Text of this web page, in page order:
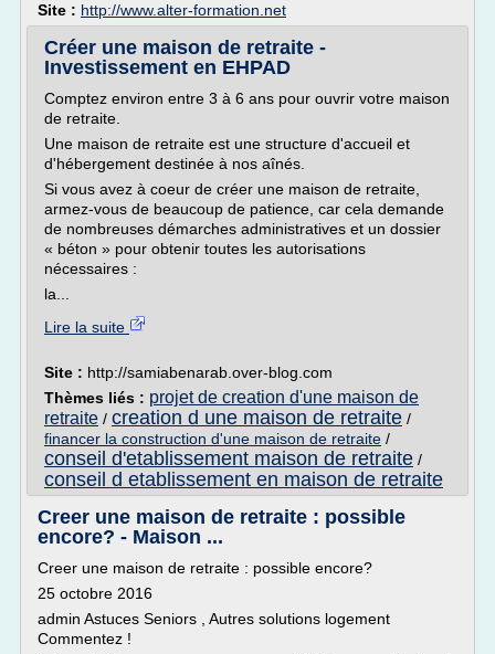
Site : http://www.alter-formation.net
Créer une maison de retraite -
Investissement en EHPAD
Comptez environ entre 3 à 6 ans pour ouvrir votre maison
de retraite.
Une maison de retraite est une structure d'accueil et
d'hébergement destinée à nos aînés.
Si vous avez à coeur de créer une maison de retraite,
armez-vous de beaucoup de patience, car cela demande
de nombreuses démarches administratives et un dossier
« béton » pour obtenir toutes les autorisations
nécessaires :
la...
Lire la suite
Site : http://samiabenarab.over-blog.com
Thèmes liés : projet de creation d'une maison de
retraite / creation d une maison de retraite /
financer la construction d'une maison de retraite /
conseil d'etablissement maison de retraite /
conseil d etablissement en maison de retraite
Creer une maison de retraite : possible
encore? - Maison ...
Creer une maison de retraite : possible encore?
25 octobre 2016
admin Astuces Seniors , Autres solutions logement
Commentez !